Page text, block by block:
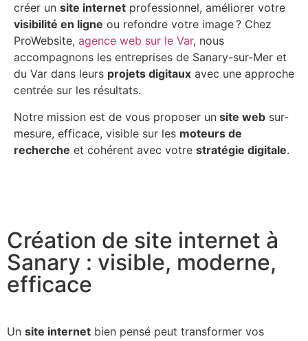
créer un site internet professionnel, améliorer votre
visibilité en ligne ou refondre votre image ? Chez
ProWebsite, agence web sur le Var, nous
accompagnons les entreprises de Sanary-sur-Mer et
du Var dans leurs projets digitaux avec une approche
centrée sur les résultats.
Notre mission est de vous proposer un site web sur-
mesure, efficace, visible sur les moteurs de
recherche et cohérent avec votre stratégie digitale.
Création de site internet à
Sanary : visible, moderne,
efficace
Un site internet bien pensé peut transformer vos